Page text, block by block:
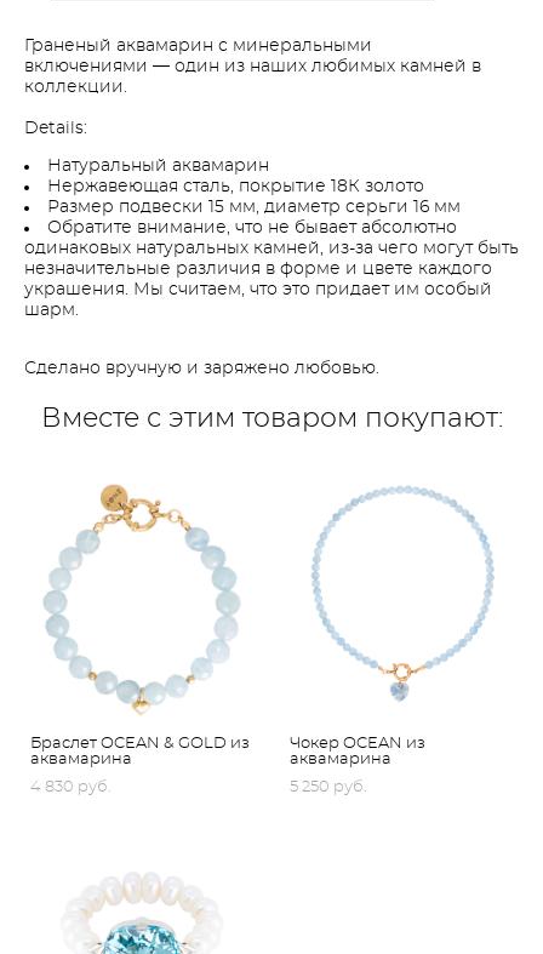
Граненый аквамарин с минеральными
включениями — один из наших любимых камней в
коллекции.
Details:
Натуральный аквамарин
Нержавеющая сталь, покрытие 18К золото
Размер подвески 15 мм, диаметр серьги 16 мм
Обратите внимание, что не бывает абсолютно
одинаковых натуральных камней, из-за чего могут быть
незначительные различия в форме и цвете каждого
украшения. Мы считаем, что это придает им особый
шарм.
Сделано вручную и заряжено любовью.
Вместе с этим товаром покупают:
Браслет OCEAN & GOLD из
аквамарина
4 830 pуб.
Чокер OCEAN из
аквамарина
5 250 pуб.